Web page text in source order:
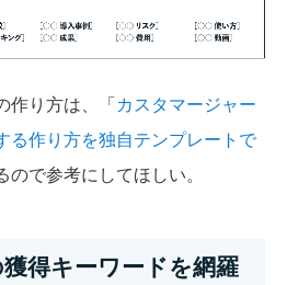
作り方は、「 カスタマージャー
る作り方を独自テンプレートで
ので参考にしてほしい。
得キーワードを網羅